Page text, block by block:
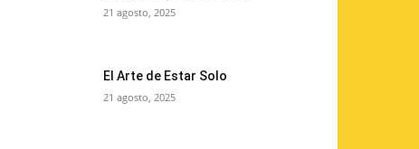
21 agosto, 2025
El Arte de Estar Solo
21 agosto, 2025